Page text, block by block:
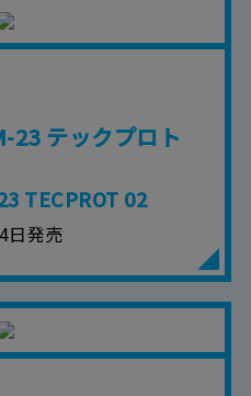
23 テックプロト
TECPROT 02
日発売